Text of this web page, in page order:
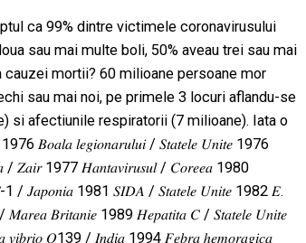
ca 99% dintre victimele coronavirusului
sau mai multe boli, 50% aveau trei sau mai
mortii? 60 milioane persoane mor
sau mai noi, pe primele 3 locuri aflandu-se
si afectiunile respiratorii (7 milioane). Iata o
𝑙𝑒𝑔𝑖𝑜𝑛𝑎𝑟𝑢𝑙𝑢𝑖 / 𝑆𝑡𝑎𝑡𝑒𝑙𝑒 𝑈𝑛𝑖𝑡𝑒 1976
/ 𝑍𝑎𝑖𝑟 1977 𝐻𝑎𝑛𝑡𝑎𝑣𝑖𝑟𝑢𝑠𝑢𝑙 / 𝐶𝑜𝑟𝑒𝑒𝑎 1980
1 / 𝐽𝑎𝑝𝑜𝑛𝑖𝑎 1981 𝑆𝐼𝐷𝐴 / 𝑆𝑡𝑎𝑡𝑒𝑙𝑒 𝑈𝑛𝑖𝑡𝑒 1982 𝐸.
𝐵𝑟𝑖𝑡𝑎𝑛𝑖𝑒 1989 𝐻𝑒𝑝𝑎𝑡𝑖𝑡𝑎 𝐶 / 𝑆𝑡𝑎𝑡𝑒𝑙𝑒 𝑈𝑛𝑖𝑡𝑒
𝑣𝑖𝑏𝑟𝑖𝑜 𝑂139 / 𝐼𝑛𝑑𝑖𝑎 1994 𝐹𝑒𝑏𝑟𝑎 ℎ𝑒𝑚𝑜𝑟𝑎𝑔𝑖𝑐𝑎